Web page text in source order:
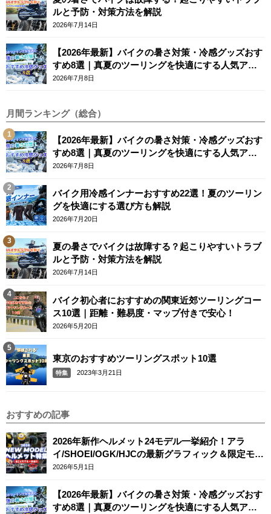
ルと予防・対策方法を解説
2026年7月14日
【2026年最新】バイクの暑さ対策・冷感グッズおす
すめ8選｜真夏のツーリングを快適にする人気アイ
テム
2026年7月8日
月間ランキング（総合）
【2026年最新】バイクの暑さ対策・冷感グッズおす
すめ8選｜真夏のツーリングを快適にする人気アイ
テム
2026年7月8日
バイク用冷感インナーおすすめ22選！夏のツーリン
グを快適にする選び方も解説
2026年7月20日
夏の暑さでバイクは故障する？起こりやすいトラブ
ルと予防・対策方法を解説
2026年7月14日
バイク初心者におすすめの関東近郊ツーリングコー
ス10選｜距離・難易度・マップ付きで安心！
2026年5月20日
東京のおすすめツーリングスポット10選
特集 2023年3月21日
おすすめの記事
2026年新作ヘルメット24モデル一挙紹介！アラ
イ/SHOEI/OGK/HJCの最新グラフィック＆限定モデ
ルまとめ
2026年5月1日
【2026年最新】バイクの暑さ対策・冷感グッズおす
すめ8選｜真夏のツーリングを快適にする人気アイ